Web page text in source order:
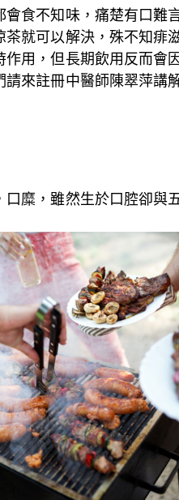
食不知味，痛楚有口難
就可以解決，殊不知痱
用，但長期飲用反而會
來註冊中醫師陳翠萍講
糜，雖然生於口腔卻與